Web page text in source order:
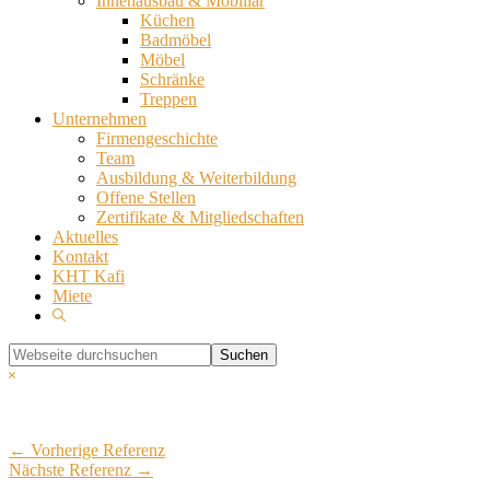
Küchen
Badmöbel
Möbel
Schränke
Treppen
Unternehmen
Firmengeschichte
Team
Ausbildung & Weiterbildung
Offene Stellen
Zertifikate & Mitgliedschaften
Aktuelles
Kontakt
KHT Kafi
Miete
Show
Webseite
durchsuchen
Hide
← Vorherige Referenz
Nächste Referenz →